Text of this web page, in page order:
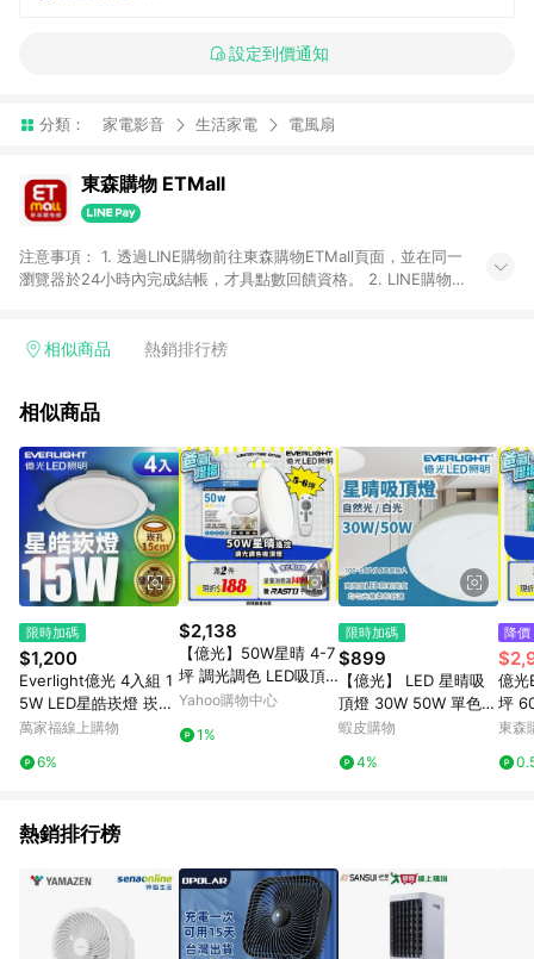
設定到價通知
分類： 家電影音 生活家電 電風扇
東森購物 ETMall
注意事項： 1. 透過LINE購物前往東森購物ETMall頁面，並在同一
瀏覽器於24小時內完成結帳，才具點數回饋資格。 2. LINE購物
單，皆不在點數回饋範圍內。 3. 如購買以下類別商品，將無法獲
球嚴選、商城、專案商品、「草莓網」全館商品。 4. 如取消訂
回饋。 5. 點數回饋會扣除所有折扣優惠後之最終發票金額計算，
實際回饋請依LINE購物通知為主。 6. 訂單如有使用東森購物
ETMall站內之折扣優惠(包含但不限於東森幣、樂透金、東森現金
券等)，不具點數回饋資格。詳細請依東森購物ETMall之結帳頁面
顯示為準。 7. LINE購物設有「單一商品最高回饋點數」機制(特
殊活動時開放「回饋無上限」)，以同一訂單中同一商品不論件數
計算，並依訂單成立時間當下LINE購物所設定的回饋機制為準。
8. LINE購物為購物資訊整合性平台，商品資料更新會有時間差，
如顯示之商品規格、顏色、價位、贈品與東森購物ETMall銷售網
頁不符，以銷售網頁標示為準。 9. 若有贈點爭議，請務必於訂單
日期+180天以內至LINE購物客服洽詢；若超過180天(含)以上進
行申訴，恕無法贈點回饋。 10. 部分點數紅包僅限指定商品使
用，或不適用於無回饋商品。各點數紅包之適用商品與使用條件
請依點數紅包頁面規則為準。
相似商品 熱銷排行榜
相似商品
限時加碼
$1,200
Everlight億光 4入組 1
5W LED星皓崁燈 崁孔
15CM嵌燈 一年保固
萬家福線上購物
6%
$2,138
【億光】50W星晴 4-7
坪 調光調色 LED吸頂
燈 天花板燈具 遙控切
Yahoo購物中心
1%
限時加碼
$899
【億光】 LED 星晴吸
頂燈 30W 50W 單色版
白光 自然光 吸頂燈 高
式設計 無藍光危害
蝦皮購物
4%
降價
億光
坪
調光
東森
熱銷排行榜